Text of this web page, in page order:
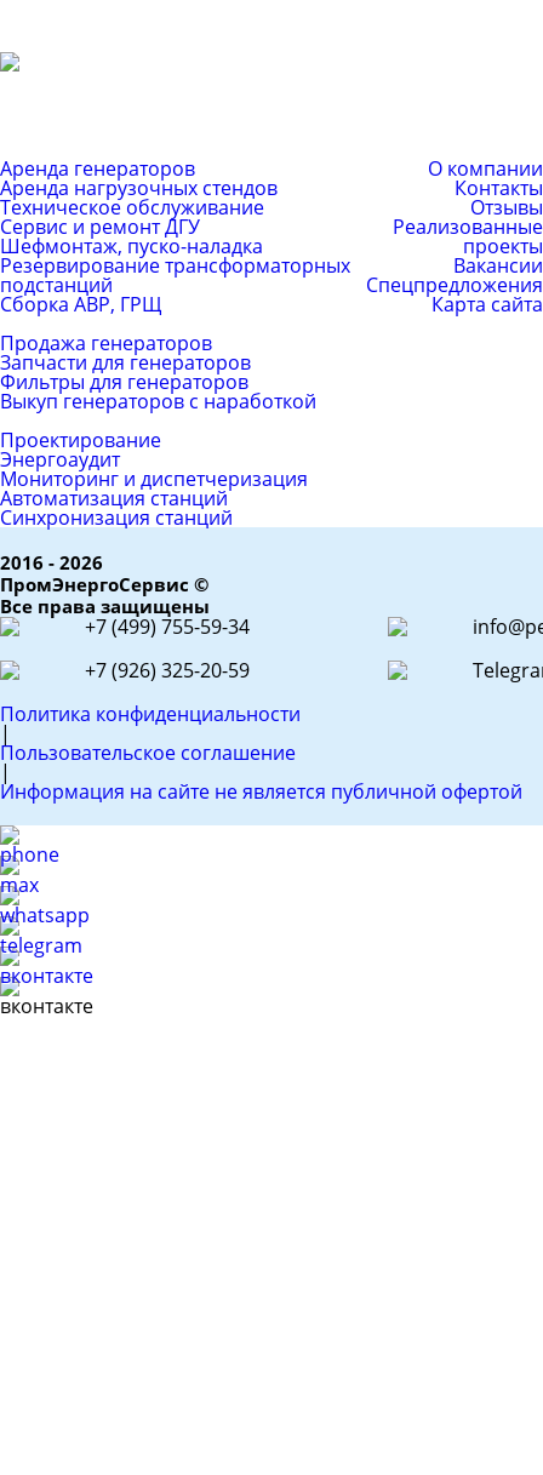
Аренда генераторов
Аренда нагрузочных стендов
Техническое обслуживание
Сервис и ремонт ДГУ
Шефмонтаж, пуско-наладка
Резервирование трансформаторных
подстанций
Сборка АВР, ГРЩ
О компании
Контакты
Отзывы
Реализованные
проекты
Вакансии
Спецпредложения
Карта сайта
Каталог товаров
Продажа генераторов
Запчасти для генераторов
Фильтры для генераторов
Выкуп генераторов с наработкой
ЕРС (контракт)
Проектирование
Энергоаудит
Мониторинг и диспетчеризация
Автоматизация станций
Синхронизация станций
2016 - 2026
ПромЭнергоСервис ©
Все права защищены
+7 (499) 755-59-34
+7 (926) 325-20-59
Политика конфиденциальности
|
Пользовательское соглашение
|
Информация на сайте не является публичной офертой